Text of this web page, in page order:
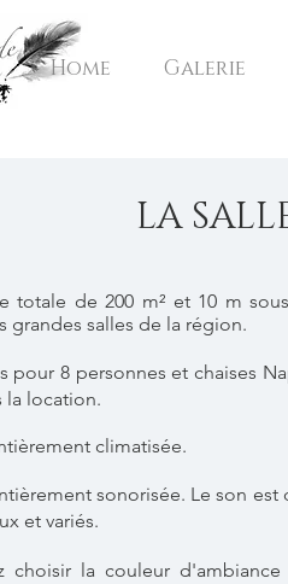
Home Galerie
LA
totale de 200 m² et 10 m
grandes salles de la région.
pour 8 personnes et chaises
la location.
climatisée.
sonorisée. Le son
et variés.
choisir la couleur